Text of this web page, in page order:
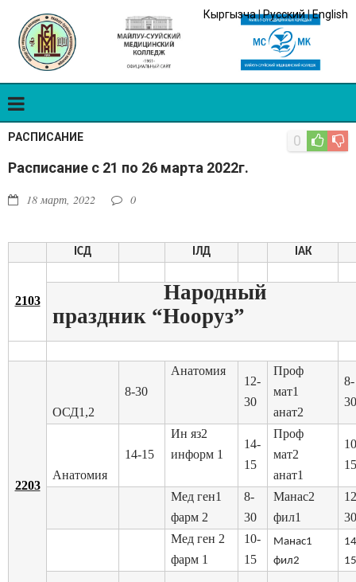
Кыргызча|Русский|English
РАСПИСАНИЕ
Расписание с 21 по 26 марта 2022г.
18 март, 2022 0
0
IСД IЛД IАК
2103
Народный
праздник “Нооруз”
2203
ОСД1,2
8-30
Анатомия
12-
30
Проф
мат1
анат2
8-
Анатомия
14-15
Ин яз2
информ 1
14-
15
Проф
мат2
анат1
Мед ген1
фарм 2
8-
30
Манас2
фил1
Мед ген 2
фарм 1
10-
15
Манас1
фил2